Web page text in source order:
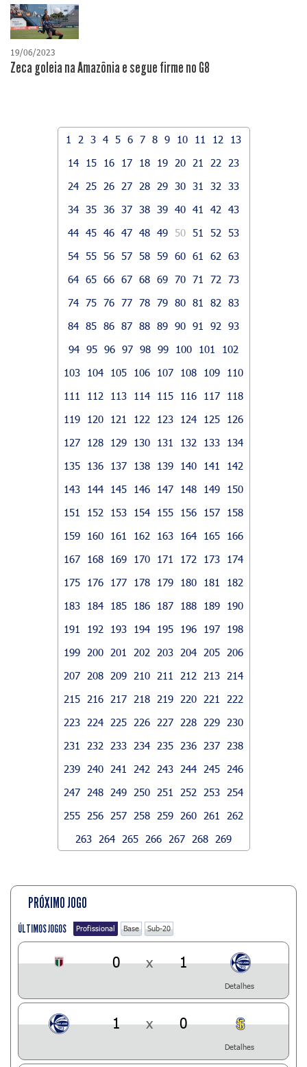
19/06/2023
Zeca goleia na Amazônia e segue firme no G8
1 2 3 4 5 6 7 8 9 10 11 12
13
14
15 16 17 18 19 20 21 22
23
24
25 26 27 28 29 30 31 32
33
34 35 36 37 38 39 40 41 42
43
44 45 46 47 48 49 50 51 52
53
54 55 56 57 58 59 60 61 62
63
64 65 66 67 68 69 70 71 72
73
74 75 76 77 78 79 80 81 82
83
84 85 86 87 88 89 90 91 92
93
94 95 96 97 98 99 100 101
102
103
104 105 106 107 108 109
110
111
112 113 114 115 116 117
118
119
120 121 122 123 124 125
126
127
128 129 130 131 132 133
134
135
136 137 138 139 140 141
142
143
144 145 146 147 148 149
150
151
152 153 154 155 156 157
158
159
160 161 162 163 164 165
166
167
168 169 170 171 172 173
174
175
176 177 178 179 180 181
182
183
184 185 186 187 188 189
190
191
192 193 194 195 196 197
198
199
200 201 202 203 204 205
206
207
208 209 210 211 212 213
214
215
216 217 218 219 220 221
222
223
224 225 226 227 228 229
230
231
232 233 234 235 236 237
238
239
240 241 242 243 244 245
246
247
248 249 250 251 252 253
254
255
256 257 258 259 260 261
262
263
264 265 266 267 268 269
PRÓXIMO JOGO
ÚLTIMOS JOGOS Profissional Base Sub-20
0 x 1
Detalhes
1 x 0
Detalhes